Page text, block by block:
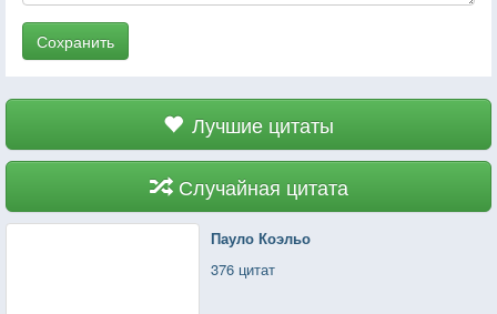
Сохранить
Лучшие цитаты
Случайная цитата
Пауло Коэльо
376 цитат